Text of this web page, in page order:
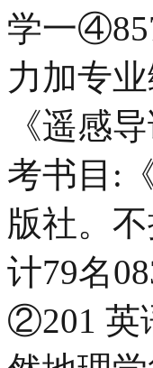
学一
力加专
《遥感
考书目:
版社。
计79名
②201 英